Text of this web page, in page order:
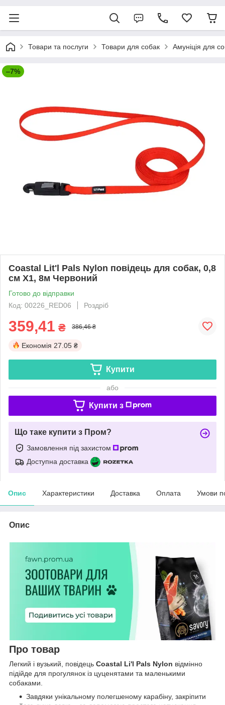
Товари та послуги Товари для собак Амуніція для
–7%
Coastal Lit'l Pals Nylon повідець для собак, 0,8
см Х1, 8м Червоний
Готово до відправки
Код: 00226_RED06
Роздріб
359,41 ₴ 386,46 ₴
Економія 27.05 ₴
Купити
або
Купити з
Що таке купити з Пром?
Замовлення під захистом
Доступна доставка
Опис Характеристики Доставка Оплата Умови
Опис
Про товар
Легкий і вузький, повідець Coastal Li'l Pals Nylon відмінно
підійде для прогулянок із цуценятами та маленькими
собаками.
Завдяки унікальному полегшеному карабіну, закріпити